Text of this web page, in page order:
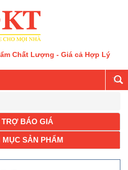
Chất Lượng - Giá cả Hợp Lý
TRỢ BÁO GIÁ
MỤC SẢN PHẨM